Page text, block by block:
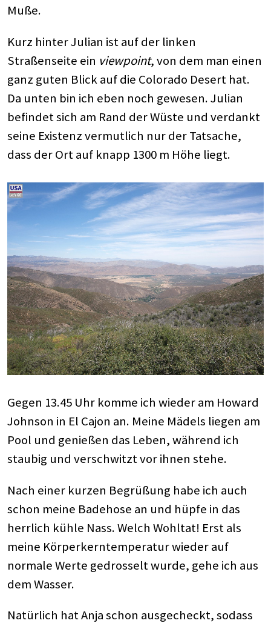
Muße.
Kurz hinter Julian ist auf der linken
Straßenseite ein viewpoint, von dem man einen
ganz guten Blick auf die Colorado Desert hat.
Da unten bin ich eben noch gewesen. Julian
befindet sich am Rand der Wüste und verdankt
seine Existenz vermutlich nur der Tatsache,
dass der Ort auf knapp 1300 m Höhe liegt.
Gegen 13.45 Uhr komme ich wieder am Howard
Johnson in El Cajon an. Meine Mädels liegen am
Pool und genießen das Leben, während ich
staubig und verschwitzt vor ihnen stehe.
Nach einer kurzen Begrüßung habe ich auch
schon meine Badehose an und hüpfe in das
herrlich kühle Nass. Welch Wohltat! Erst als
meine Körperkerntemperatur wieder auf
normale Werte gedrosselt wurde, gehe ich aus
dem Wasser.
Natürlich hat Anja schon ausgecheckt, sodass